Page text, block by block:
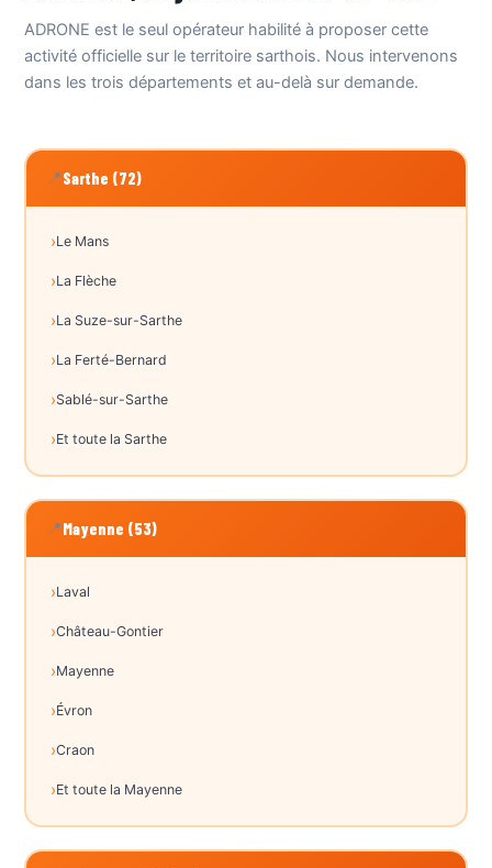
ADRONE est le seul opérateur habilité à proposer cette
activité officielle sur le territoire sarthois. Nous intervenons
dans les trois départements et au-delà sur demande.
📍Sarthe (72)
Le Mans
La Flèche
La Suze-sur-Sarthe
La Ferté-Bernard
Sablé-sur-Sarthe
Et toute la Sarthe
📍Mayenne (53)
Laval
Château-Gontier
Mayenne
Évron
Craon
Et toute la Mayenne